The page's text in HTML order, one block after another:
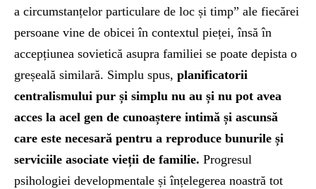
a circumstanțelor particulare de loc și timp” ale fiecărei
persoane vine de obicei în contextul pieței, însă în
accepțiunea sovietică asupra familiei se poate depista o
greșeală similară. Simplu spus, planificatorii
centralismului pur și simplu nu au și nu pot avea
acces la acel gen de cunoaștere intimă și ascunsă
care este necesară pentru a reproduce bunurile și
serviciile asociate vieții de familie. Progresul
psihologiei developmentale și înțelegerea noastră tot